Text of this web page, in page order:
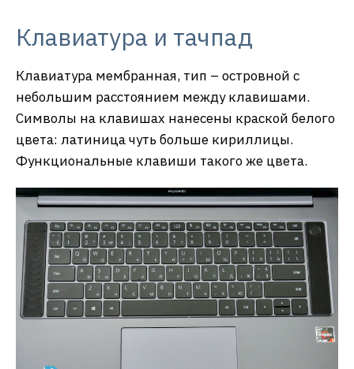
Клавиатура и тачпад
Клавиатура мембранная, тип – островной с
небольшим расстоянием между клавишами.
Символы на клавишах нанесены краской белого
цвета: латиница чуть больше кириллицы.
Функциональные клавиши такого же цвета.